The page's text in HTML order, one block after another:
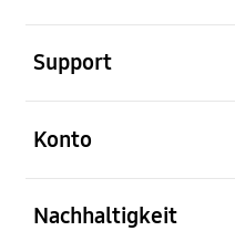
Support
Konto
Nachhaltigkeit